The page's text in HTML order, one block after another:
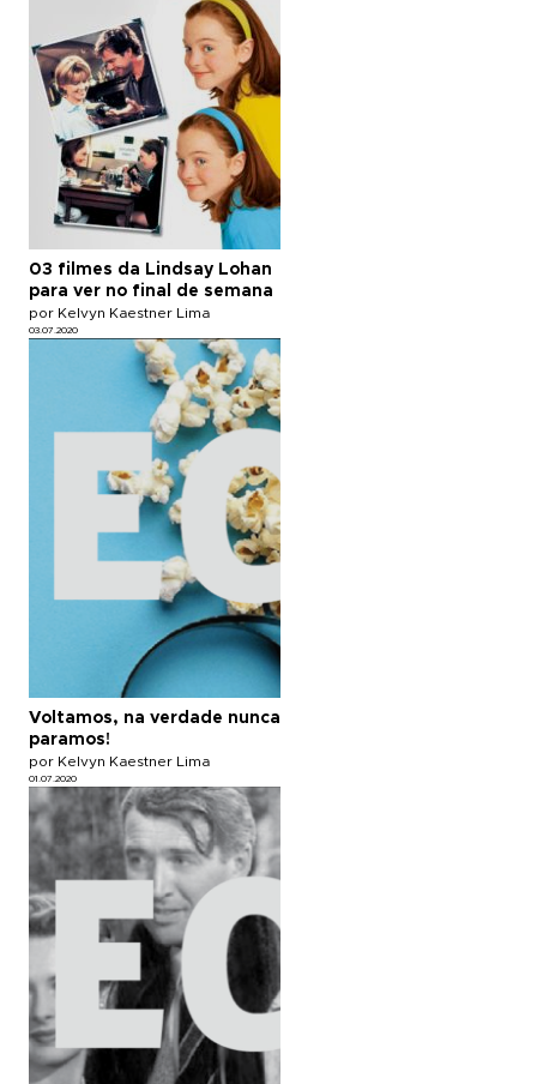
03 filmes da Lindsay Lohan
para ver no final de semana
por Kelvyn Kaestner Lima
03.07.2020
Voltamos, na verdade nunca
paramos!
por Kelvyn Kaestner Lima
01.07.2020